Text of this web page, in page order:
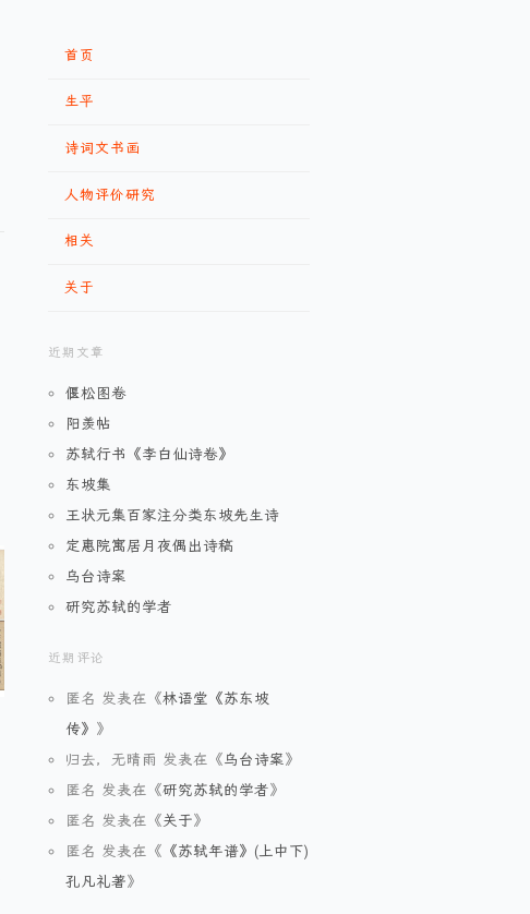
首页
生平
诗词文书画
人物评价研究
相关
关于
近期文章
偃松图卷
阳羡帖
苏轼行书《李白仙诗卷》
东坡集
王状元集百家注分类东坡先生诗
定惠院寓居月夜偶出诗稿
乌台诗案
研究苏轼的学者
近期评论
匿名 发表在《林语堂《苏东坡
传》 》
归去，无晴雨 发表在《乌台诗案》
匿名 发表在《研究苏轼的学者》
匿名 发表在《关于》
匿名 发表在《 《苏轼年谱》(上中下)
孔凡礼著》